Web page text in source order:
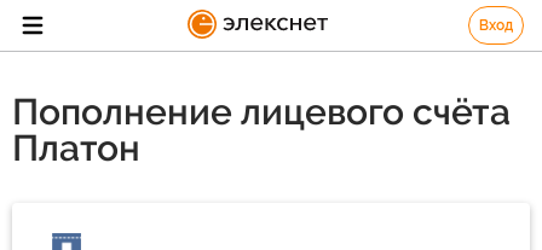
Вход
Пополнение лицевого счёта
Платон